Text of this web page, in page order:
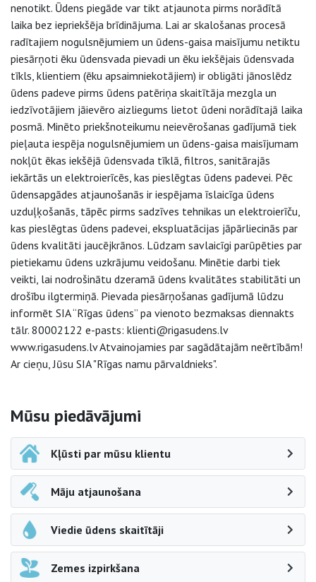
nenotikt. Ūdens piegāde var tikt atjaunota pirms norādītā
laika bez iepriekšēja brīdinājuma. Lai ar skalošanas procesā
radītajiem nogulsnējumiem un ūdens-gaisa maisījumu netiktu
piesārņoti ēku ūdensvada pievadi un ēku iekšējais ūdensvada
tīkls, klientiem (ēku apsaimniekotājiem) ir obligāti jānoslēdz
ūdens padeve pirms ūdens patēriņa skaitītāja mezgla un
iedzīvotājiem jāievēro aizliegums lietot ūdeni norādītajā laika
posmā. Minēto priekšnoteikumu neievērošanas gadījumā tiek
pieļauta iespēja nogulsnējumiem un ūdens-gaisa maisījumam
nokļūt ēkas iekšējā ūdensvada tīklā, filtros, sanitārajās
iekārtās un elektroierīcēs, kas pieslēgtas ūdens padevei. Pēc
ūdensapgādes atjaunošanās ir iespējama īslaicīga ūdens
uzduļķošanās, tāpēc pirms sadzīves tehnikas un elektroierīču,
kas pieslēgtas ūdens padevei, ekspluatācijas jāpārliecinās par
ūdens kvalitāti jaucējkrānos. Lūdzam savlaicīgi parūpēties par
pietiekamu ūdens uzkrājumu veidošanu. Minētie darbi tiek
veikti, lai nodrošinātu dzeramā ūdens kvalitātes stabilitāti un
drošību ilgtermiņā. Pievada piesārņošanas gadījumā lūdzu
informēt SIA “Rīgas ūdens” pa vienoto bezmaksas diennakts
tālr. 80002122 e-pasts: klienti@rigasudens.lv
www.rigasudens.lv Atvainojamies par sagādātajām neērtībām!
Ar cieņu, Jūsu SIA "Rīgas namu pārvaldnieks".
Sāna navigācija
Mūsu piedāvājumi
Kļūsti par mūsu klientu
Māju atjaunošana
Viedie ūdens skaitītāji
Zemes izpirkšana